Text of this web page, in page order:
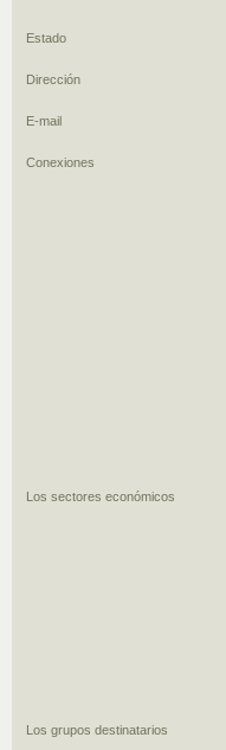
Estado
Dirección
E-mail
Conexiones
Los sectores económicos
Los grupos destinatarios